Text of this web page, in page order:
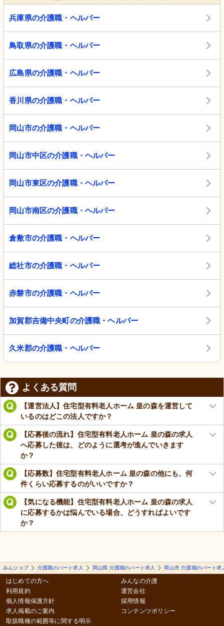
兵庫県の介護職・ヘルパー
鳥取県の介護職・ヘルパー
広島県の介護職・ヘルパー
香川県の介護職・ヘルパー
岡山市の介護職・ヘルパー
岡山市中区の介護職・ヘルパー
岡山市東区の介護職・ヘルパー
岡山市南区の介護職・ヘルパー
倉敷市の介護職・ヘルパー
総社市の介護職・ヘルパー
赤磐市の介護職・ヘルパー
加賀郡吉備中央町の介護職・ヘルパー
久米郡の介護職・ヘルパー
よくある質問
【運営法人】住宅型有料老人ホーム 皇の森を運営して
いるのはどこの法人ですか？
【応募後の流れ】住宅型有料老人ホーム 皇の森の求人
へ応募した後は、どのように選考が進んでいきます
か？
【応募数】住宅型有料老人ホーム 皇の森の他にも、何
件くらい応募するのがいいですか？
【気になる機能】住宅型有料老人ホーム 皇の森の求人
に応募するかは悩んでいる場合、どうすればよいです
か？
みんジョブ 介護職のパート求人 岡山県 介護職のパート求人 岡山市 介護職のパート求
はじめての方へ
利用規約
個人情報保護方針
求人掲載のご案内
取扱職種の範囲等に関する明示
みんなの介護
運営会社
採用情報
コンテンツポリシー